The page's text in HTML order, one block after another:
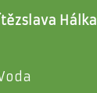
Hálka